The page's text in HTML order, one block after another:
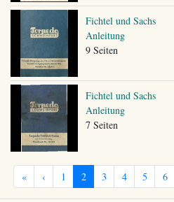
Fichtel und Sachs
Anleitung
9 Seiten
Fichtel und Sachs
Anleitung
7 Seiten
« ‹ 1 2 3 4 5 6